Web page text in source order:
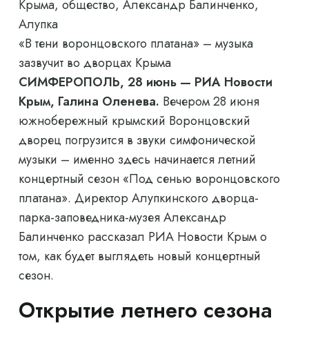
Крыма, общество, Александр Балинченко,
Алупка
«В тени воронцовского платана» – музыка
зазвучит во дворцах Крыма
СИМФЕРОПОЛЬ, 28 июнь — РИА Новости
Крым, Галина Оленева. Вечером 28 июня
южнобережный крымский Воронцовский
дворец погрузится в звуки симфонической
музыки – именно здесь начинается летний
концертный сезон «Под сенью воронцовского
платана». Директор Алупкинского дворца-
парка-заповедника-музея Александр
Балинченко рассказал РИА Новости Крым о
том, как будет выглядеть новый концертный
сезон.
Открытие летнего сезона